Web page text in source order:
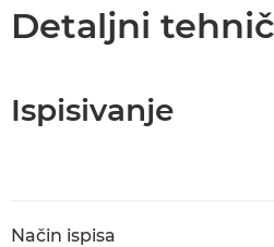
Detaljni
Ispisivanje
Način ispisa